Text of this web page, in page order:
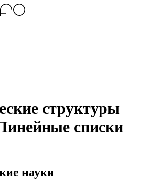
структуры
списки
науки